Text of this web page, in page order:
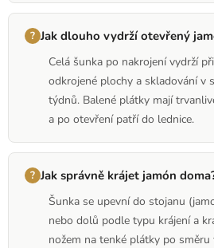
Jak dlouho vydrží otevřený
Celá šunka po nakrojení vydrží
odkrojené plochy a skladování v
týdnů. Balené plátky mají
a po otevření patří do lednice.
Jak správně krájet jamón
Šunka se upevní do stojanu
nebo dolů podle typu krájení a
nožem na tenké plátky po směru